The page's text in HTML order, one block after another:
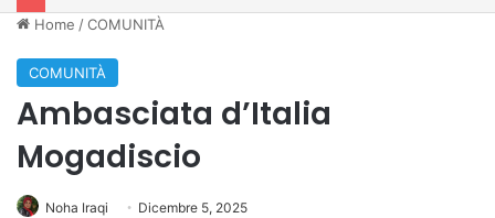
Home /COMUNITÀ
COMUNITÀ
Ambasciata d’Italia
Mogadiscio
Noha Iraqi Dicembre 5, 2025